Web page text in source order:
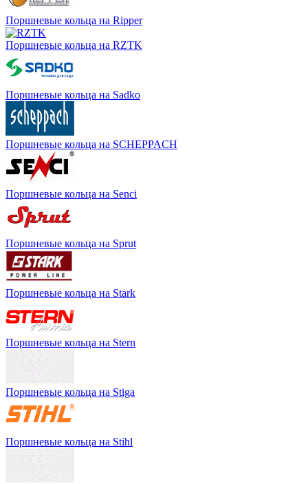
Поршневые кольца на Ripper
Поршневые кольца на RZTK
Поршневые кольца на Sadko
Поршневые кольца на SCHEPPACH
Поршневые кольца на Senci
Поршневые кольца на Sprut
Поршневые кольца на Stark
Поршневые кольца на Stern
Поршневые кольца на Stiga
Поршневые кольца на Stihl